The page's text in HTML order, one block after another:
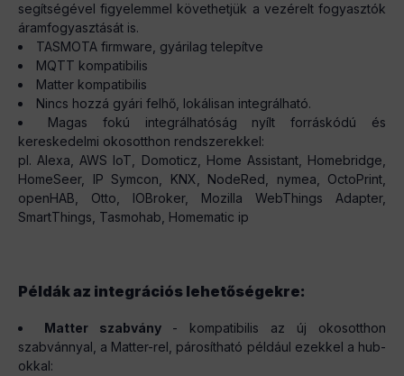
segítségével figyelemmel követhetjük a vezérelt fogyasztók
áramfogyasztását is.
TASMOTA firmware, gyárilag telepítve
MQTT kompatibilis
Matter kompatibilis
Nincs hozzá gyári felhő, lokálisan integrálható.
Magas fokú integrálhatóság nyílt forráskódú és
kereskedelmi okosotthon rendszerekkel:
pl. Alexa, AWS IoT, Domoticz, Home Assistant, Homebridge,
HomeSeer, IP Symcon, KNX, NodeRed, nymea, OctoPrint,
openHAB, Otto, IOBroker, Mozilla WebThings Adapter,
SmartThings, Tasmohab, Homematic ip
Példák az integrációs lehetőségekre:
Matter szabvány - kompatibilis az új okosotthon
szabvánnyal, a Matter-rel, párosítható például ezekkel a hub-
okkal: